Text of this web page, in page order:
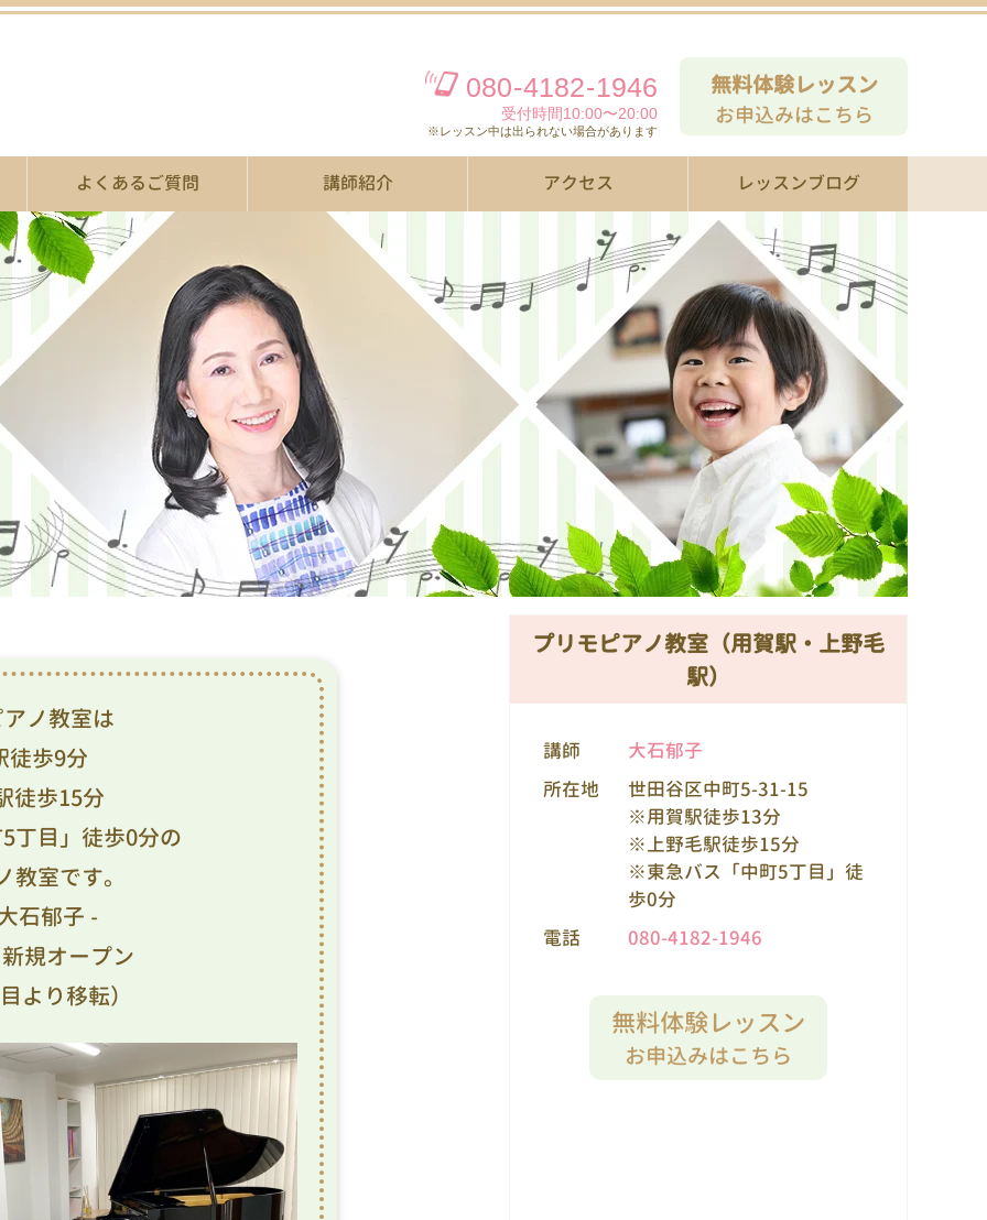
080-4182-1946
受付時間10:00〜20:00
※レッスン中は出られない場合があります
無料体験レッスン
お申込みはこちら
よくあるご質問 講師紹介 アクセス レッスンブログ
ノ教室は
徒歩9分
徒歩15分
丁目」徒歩0分の
教室です。
石郁子 -
規オープン
より移転）
プリモピアノ教室（用賀駅・上野毛
駅）
講師
大石郁子
所在地
世田谷区中町5-31-15
※用賀駅徒歩13分
※上野毛駅徒歩15分
※東急バス「中町5丁目」徒
歩0分
電話
080-4182-1946
無料体験レッスン
お申込みはこちら